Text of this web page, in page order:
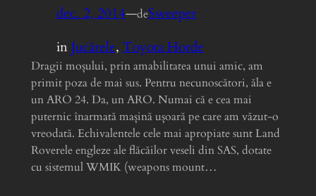
dec. 2, 2014—deSweeper
inJucărele, Toyota Horde
Dragii moșului, prin amabilitatea unui amic, am
primit poza de mai sus. Pentru necunoscători, ăla e
un ARO 24. Da, un ARO. Numai că e cea mai
puternic înarmată mașină ușoară pe care am văzut-o
vreodată. Echivalentele cele mai apropiate sunt Land
Roverele engleze ale flăcăilor veseli din SAS, dotate
cu sistemul WMIK (weapons mount…